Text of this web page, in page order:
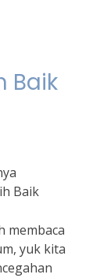
Baik
Baik
membaca
yuk kita